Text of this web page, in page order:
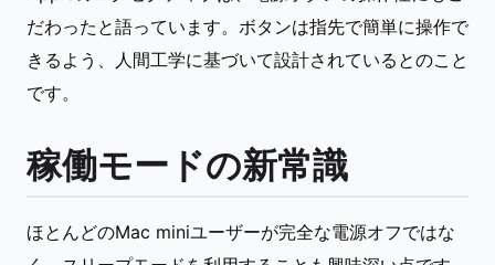
だわったと語っています。ボタンは指先で簡単に操作で
きるよう、人間工学に基づいて設計されているとのこと
です。
稼働モードの新常識
ほとんどのMac miniユーザーが完全な電源オフではな